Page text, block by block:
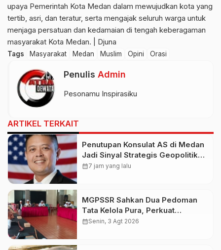
upaya Pemerintah Kota Medan dalam mewujudkan kota yang
tertib, asri, dan teratur, serta mengajak seluruh warga untuk
menjaga persatuan dan kedamaian di tengah keberagaman
masyarakat Kota Medan. | Djuna
Tags Masyarakat Medan Muslim Opini Orasi
Penulis Admin
Pesonamu Inspirasiku
ARTIKEL TERKAIT
Penutupan Konsulat AS di Medan
Jadi Sinyal Strategis Geopolitik
Baru bagi Indonesia
calendar_month7 jam yang lalu
MGPSSR Sahkan Dua Pedoman
Tata Kelola Pura, Perkuat
Kepastian Hukum dan Pelayanan
calendar_monthSenin, 3 Agt 2026